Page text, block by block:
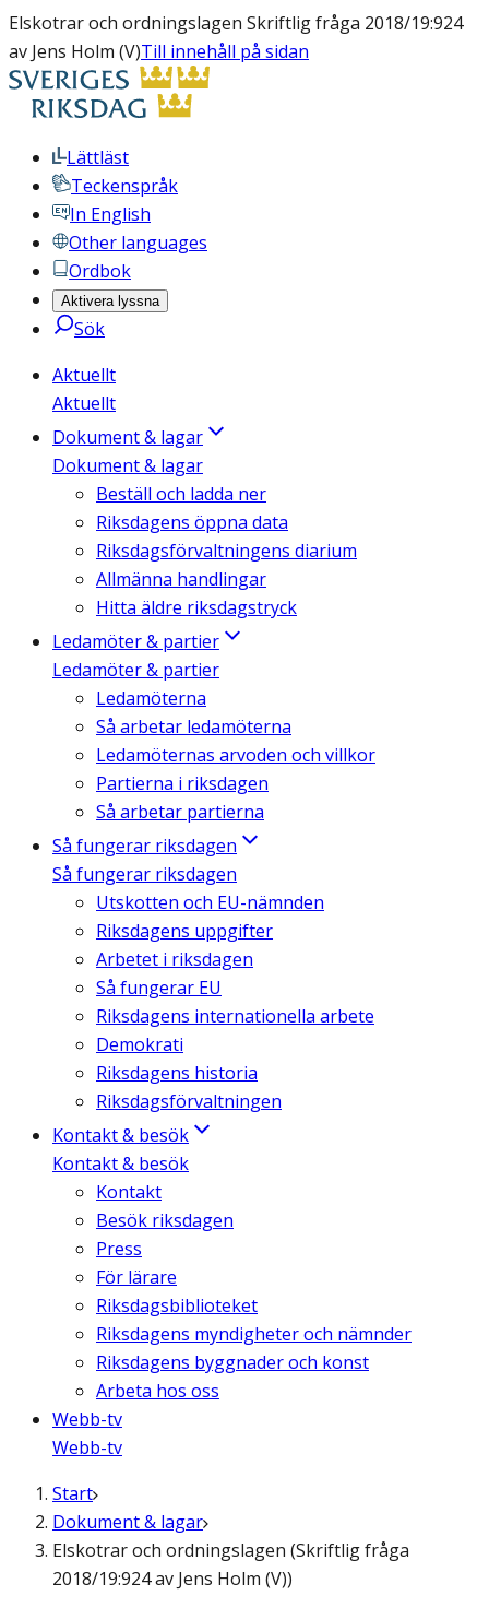
Elskotrar och ordningslagen Skriftlig fråga 2018/19:924
av Jens Holm (V)Till innehåll på sidan
Lättläst
Teckenspråk
In English
Other languages
Ordbok
Aktivera lyssna
Sök
Aktuellt
Aktuellt
Dokument & lagar
Dokument & lagar
Beställ och ladda ner
Riksdagens öppna data
Riksdagsförvaltningens diarium
Allmänna handlingar
Hitta äldre riksdagstryck
Ledamöter & partier
Ledamöter & partier
Ledamöterna
Så arbetar ledamöterna
Ledamöternas arvoden och villkor
Partierna i riksdagen
Så arbetar partierna
Så fungerar riksdagen
Så fungerar riksdagen
Utskotten och EU-nämnden
Riksdagens uppgifter
Arbetet i riksdagen
Så fungerar EU
Riksdagens internationella arbete
Demokrati
Riksdagens historia
Riksdagsförvaltningen
Kontakt & besök
Kontakt & besök
Kontakt
Besök riksdagen
Press
För lärare
Riksdagsbiblioteket
Riksdagens myndigheter och nämnder
Riksdagens byggnader och konst
Arbeta hos oss
Webb-tv
Webb-tv
Start
Dokument & lagar
Elskotrar och ordningslagen (Skriftlig fråga
2018/19:924 av Jens Holm (V))